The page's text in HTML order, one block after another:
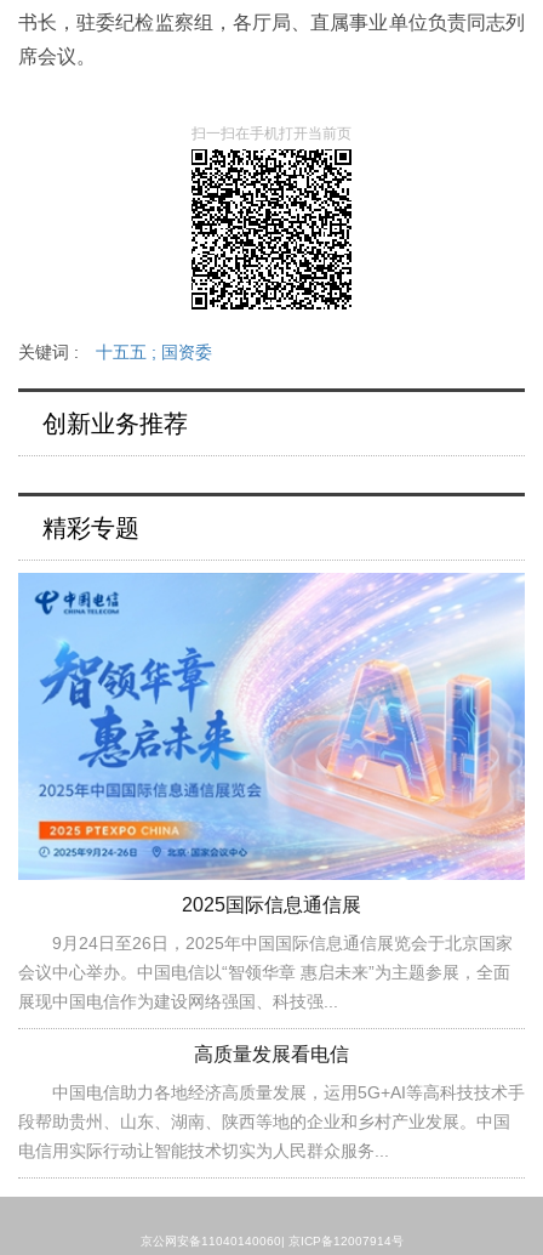
书长，驻委纪检监察组，各厅局、直属事业单位负责同志列
席会议。
扫一扫在手机打开当前页
关键词 : 十五五 ; 国资委
创新业务推荐
精彩专题
2025国际信息通信展
9月24日至26日，2025年中国国际信息通信展览会于北京国家
会议中心举办。中国电信以“智领华章 惠启未来”为主题参展，全面
展现中国电信作为建设网络强国、科技强...
高质量发展看电信
中国电信助力各地经济高质量发展，运用5G+AI等高科技技术手
段帮助贵州、山东、湖南、陕西等地的企业和乡村产业发展。中国
电信用实际行动让智能技术切实为人民群众服务...
京公网安备11040140060| 京ICP备12007914号